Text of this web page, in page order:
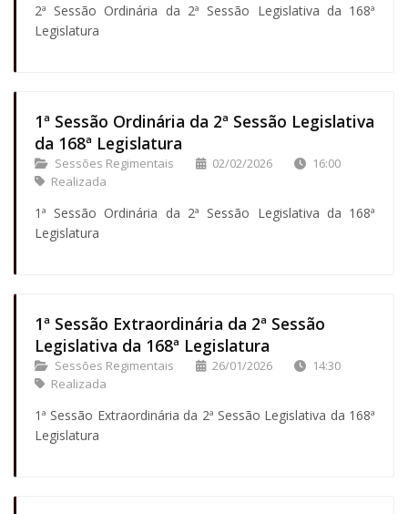
2ª Sessão Ordinária da 2ª Sessão Legislativa da 168ª
Legislatura
1ª Sessão Ordinária da 2ª Sessão Legislativa
da 168ª Legislatura
Sessões Regimentais 02/02/2026
16:00
Realizada
1ª Sessão Ordinária da 2ª Sessão Legislativa da 168ª
Legislatura
1ª Sessão Extraordinária da 2ª Sessão
Legislativa da 168ª Legislatura
Sessões Regimentais 26/01/2026
14:30
Realizada
1ª Sessão Extraordinária da 2ª Sessão Legislativa da 168ª
Legislatura